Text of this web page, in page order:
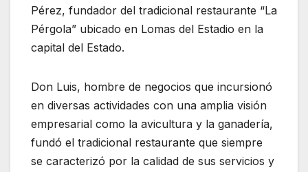
Pérez, fundador del tradicional restaurante “La
Pérgola” ubicado en Lomas del Estadio en la
capital del Estado.
Don Luis, hombre de negocios que incursionó
en diversas actividades con una amplia visión
empresarial como la avicultura y la ganadería,
fundó el tradicional restaurante que siempre
se caracterizó por la calidad de sus servicios y